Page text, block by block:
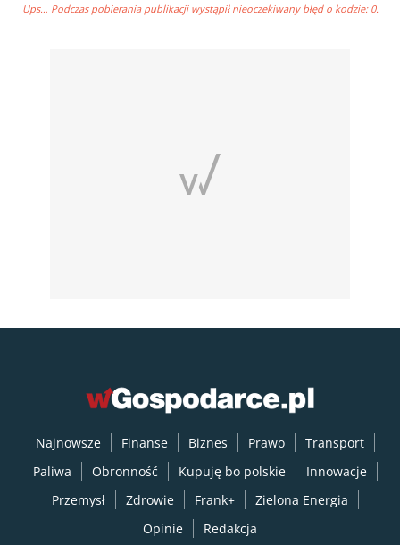
Ups… Podczas pobierania publikacji wystąpił nieoczekiwany błęd o kodzie: 0.
Najnowsze Finanse Biznes Prawo
Transport
Paliwa
Obronność Kupuję bo polskie
Innowacje
Przemysł
Zdrowie Frank+
Zielona Energia
Opinie
Redakcja